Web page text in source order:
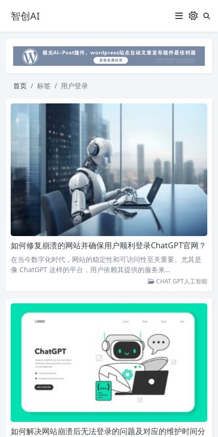
智创AI
首页 标签 用户登录
如何修复崩溃的网站并确保用户顺利登录ChatGPT官网？
在当今数字化时代，网站的稳定性和可访问性至关重要。尤其是
像 ChatGPT 这样的平台，用户依赖其提供的服务来…
CHAT GPT人工智能
如何解决网站崩溃后无法登录的问题及对应的维护时间分